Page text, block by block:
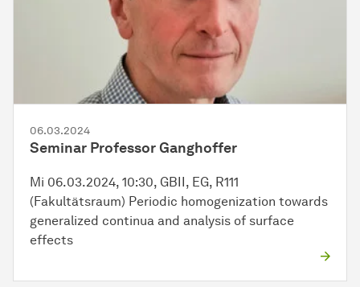
06.03.2024
Seminar Professor Ganghoffer
Mi 06.03.2024, 10:30, GBII, EG, R111
(Fakultätsraum) Periodic homogenization towards
generalized continua and analysis of surface
effects